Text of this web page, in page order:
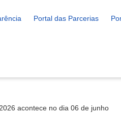
Portal das Parcerias
acontece no dia 06 de junho